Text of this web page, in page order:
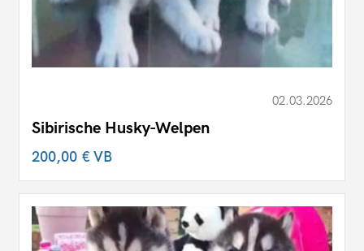
02.03.2026
Sibirische Husky-Welpen
200,00 €VB